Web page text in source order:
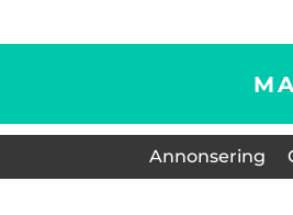
Annonsering